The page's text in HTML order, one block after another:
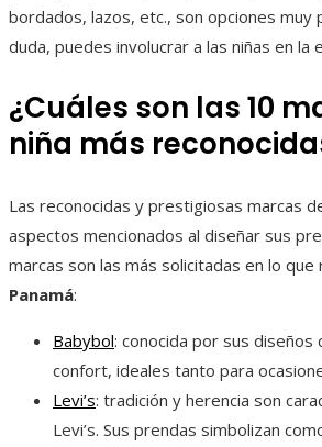
bordados, lazos, etc., son opciones muy
duda, puedes involucrar a las niñas en la
¿Cuáles son las 10
niña más
Las reconocidas y prestigiosas marcas
aspectos mencionados al diseñar sus
marcas son las más solicitadas en lo que
Panamá:
Babybol: conocida por sus
confort, ideales tanto para
Levi’s: tradición y herencia son
Levi’s. Sus prendas simbolizan